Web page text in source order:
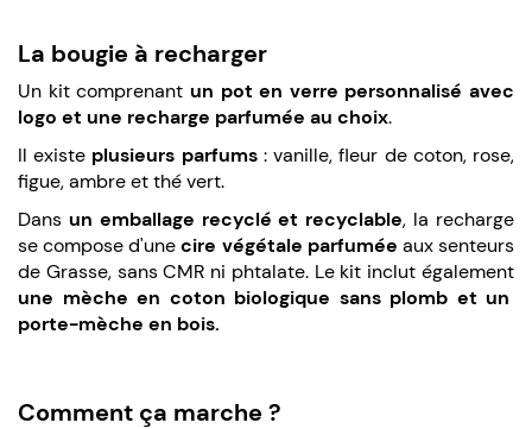
La bougie à recharger
Un kit comprenant un pot en verre personnalisé avec
logo et une recharge parfumée au choix.
Il existe plusieurs parfums: vanille, fleur de coton, rose,
figue, ambre et thé vert.
Dans un emballage recyclé et recyclable, la recharge
se compose d'unecire végétale parfumée aux senteurs
de Grasse, sans CMR ni phtalate. Le kit inclut également
une mèche en coton biologique sans plomb et un
porte-mèche en bois.
Comment ça marche ?